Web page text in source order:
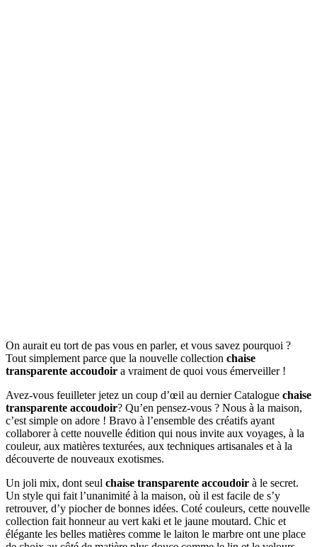
On aurait eu tort de pas vous en parler, et vous savez pourquoi ?
Tout simplement parce que la nouvelle collection chaise
transparente accoudoir a vraiment de quoi vous émerveiller !
Avez-vous feuilleter jetez un coup d’œil au dernier Catalogue chaise
transparente accoudoir? Qu’en pensez-vous ? Nous à la maison,
c’est simple on adore ! Bravo à l’ensemble des créatifs ayant
collaborer à cette nouvelle édition qui nous invite aux voyages, à la
couleur, aux matières texturées, aux techniques artisanales et à la
découverte de nouveaux exotismes.
Un joli mix, dont seul chaise transparente accoudoir à le secret.
Un style qui fait l’unanimité à la maison, où il est facile de s’y
retrouver, d’y piocher de bonnes idées. Coté couleurs, cette nouvelle
collection fait honneur au vert kaki et le jaune moutard. Chic et
élégante les belles matières comme le laiton le marbre ont une place